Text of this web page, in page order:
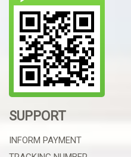
SUPPORT
INFORM PAYMENT